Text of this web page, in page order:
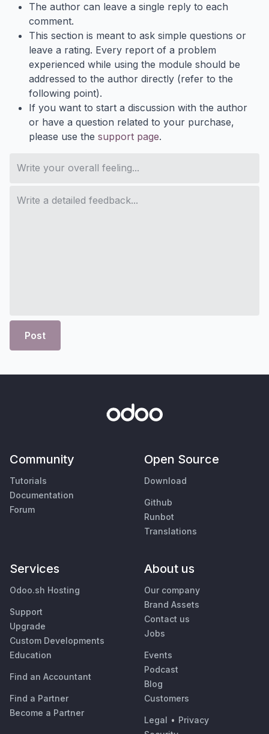
The author can leave a single reply to each
comment.
This section is meant to ask simple questions or
leave a rating. Every report of a problem
experienced while using the module should be
addressed to the author directly (refer to the
following point).
If you want to start a discussion with the author
or have a question related to your purchase,
please use the support page.
Post
Community
Tutorials
Documentation
Forum
Open Source
Download
Github
Runbot
Translations
Services
Odoo.sh Hosting
Support
Upgrade
Custom Developments
Education
Find an Accountant
Find a Partner
Become a Partner
About us
Our company
Brand Assets
Contact us
Jobs
Events
Podcast
Blog
Customers
Legal • Privacy